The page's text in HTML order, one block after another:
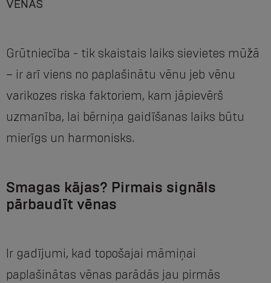
VĒNAS
Grūtniecība - tik skaistais laiks sievietes mūžā
– ir arī viens no paplašinātu vēnu jeb vēnu
varikozes riska faktoriem, kam jāpievērš
uzmanība, lai bērniņa gaidīšanas laiks būtu
mierīgs un harmonisks.
Smagas kājas? Pirmais signāls
pārbaudīt vēnas
Ir gadījumi, kad topošajai māmiņai
paplašinātas vēnas parādās jau pirmās